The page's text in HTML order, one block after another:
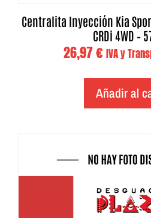
Centralita Inyección Kia
CRDi 4WD –
26,97€ IVA y
Añadir al